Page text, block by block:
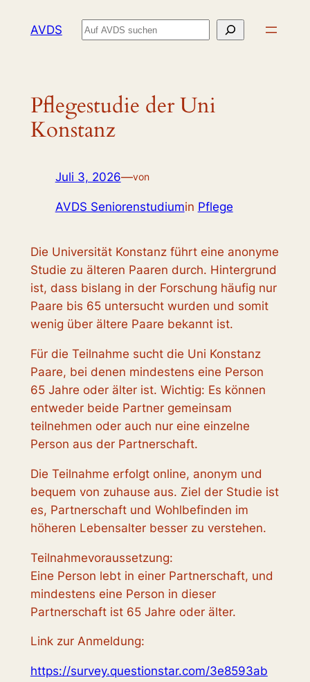
InhaltAVDS Suchen
Pflegestudie der Uni
Konstanz
Juli 3, 2026—von
AVDS Seniorenstudiumin Pflege
Die Universität Konstanz führt eine anonyme
Studie zu älteren Paaren durch. Hintergrund
ist, dass bislang in der Forschung häufig nur
Paare bis 65 untersucht wurden und somit
wenig über ältere Paare bekannt ist.
Für die Teilnahme sucht die Uni Konstanz
Paare, bei denen mindestens eine Person
65 Jahre oder älter ist. Wichtig: Es können
entweder beide Partner gemeinsam
teilnehmen oder auch nur eine einzelne
Person aus der Partnerschaft.
Die Teilnahme erfolgt online, anonym und
bequem von zuhause aus. Ziel der Studie ist
es, Partnerschaft und Wohlbefinden im
höheren Lebensalter besser zu verstehen.
Teilnahmevoraussetzung:
Eine Person lebt in einer Partnerschaft, und
mindestens eine Person in dieser
Partnerschaft ist 65 Jahre oder älter.
Link zur Anmeldung:
https://survey.questionstar.com/3e8593ab